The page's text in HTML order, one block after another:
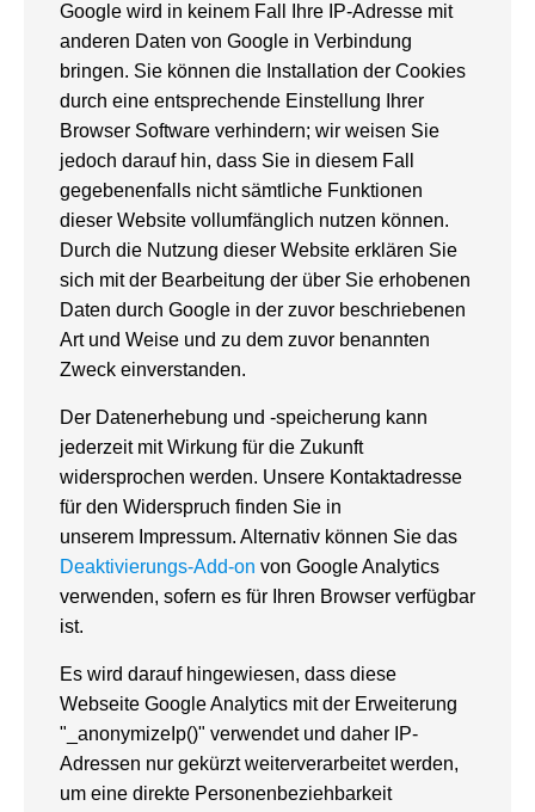
Google wird in keinem Fall Ihre IP-Adresse mit
anderen Daten von Google in Verbindung
bringen. Sie können die Installation der Cookies
durch eine entsprechende Einstellung Ihrer
Browser Software verhindern; wir weisen Sie
jedoch darauf hin, dass Sie in diesem Fall
gegebenenfalls nicht sämtliche Funktionen
dieser Website vollumfänglich nutzen können.
Durch die Nutzung dieser Website erklären Sie
sich mit der Bearbeitung der über Sie erhobenen
Daten durch Google in der zuvor beschriebenen
Art und Weise und zu dem zuvor benannten
Zweck einverstanden.
Der Datenerhebung und -speicherung kann
jederzeit mit Wirkung für die Zukunft
widersprochen werden. Unsere Kontaktadresse
für den Widerspruch finden Sie in
unserem Impressum. Alternativ können Sie das
Deaktivierungs-Add-on von Google Analytics
verwenden, sofern es für Ihren Browser verfügbar
ist.
Es wird darauf hingewiesen, dass diese
Webseite Google Analytics mit der Erweiterung
"_anonymizeIp()" verwendet und daher IP-
Adressen nur gekürzt weiterverarbeitet werden,
um eine direkte Personenbeziehbarkeit